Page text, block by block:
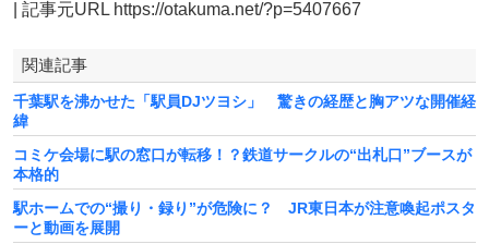
| 記事元URL https://otakuma.net/?p=5407667
関連記事
千葉駅を沸かせた「駅員DJツヨシ」 驚きの経歴と胸アツな開催経
緯
コミケ会場に駅の窓口が転移！？鉄道サークルの“出札口”ブースが
本格的
駅ホームでの“撮り・録り”が危険に？ JR東日本が注意喚起ポスタ
ーと動画を展開